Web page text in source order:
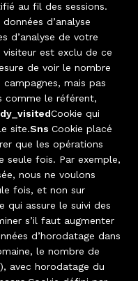
au fil des sessions.
d’analyse
d’analyse de votre
est exclu de ce
de voir le nombre
mais pas
comme le référent,
Cookie qui
site.Sns Cookie placé
que les opérations
seule fois. Par exemple,
nous ne voulons
fois, et non sur
qui assure le suivi des
s’il faut augmenter
d’horodatage dans
le nombre de
avec horodatage du